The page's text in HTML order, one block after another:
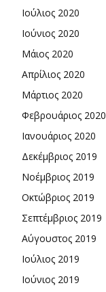
Ιούλιος 2020
Ιούνιος 2020
Μάιος 2020
Απρίλιος 2020
Μάρτιος 2020
Φεβρουάριος 2020
Ιανουάριος 2020
Δεκέμβριος 2019
Νοέμβριος 2019
Οκτώβριος 2019
Σεπτέμβριος 2019
Αύγουστος 2019
Ιούλιος 2019
Ιούνιος 2019